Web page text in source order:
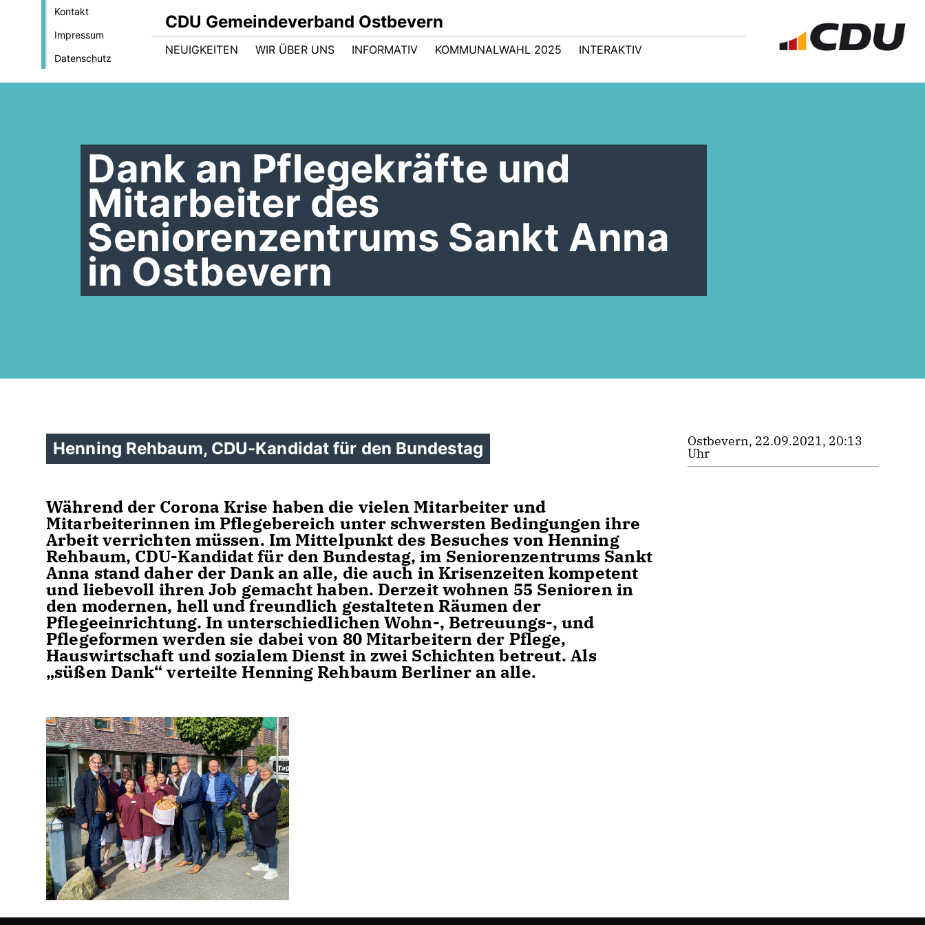
Kontakt
Impressum
Datenschutz
CDU Gemeindeverband Ostbevern
NEUIGKEITEN WIR ÜBER UNS INFORMATIV KOMMUNALWAHL 2025 INTERAKTIV
Dank an Pflegekräfte und
Mitarbeiter des
Seniorenzentrums Sankt Anna
in Ostbevern
Henning Rehbaum, CDU-Kandidat für den Bundestag
Während der Corona Krise haben die vielen Mitarbeiter und
Mitarbeiterinnen im Pflegebereich unter schwersten Bedingungen ihre
Arbeit verrichten müssen. Im Mittelpunkt des Besuches von Henning
Rehbaum, CDU-Kandidat für den Bundestag, im Seniorenzentrums Sankt
Anna stand daher der Dank an alle, die auch in Krisenzeiten kompetent
und liebevoll ihren Job gemacht haben. Derzeit wohnen 55 Senioren in
den modernen, hell und freundlich gestalteten Räumen der
Pflegeeinrichtung. In unterschiedlichen Wohn-, Betreuungs-, und
Pflegeformen werden sie dabei von 80 Mitarbeitern der Pflege,
Hauswirtschaft und sozialem Dienst in zwei Schichten betreut. Als
süßen Dank“ verteilte Henning Rehbaum Berliner an alle.
Ostbevern, 22.09.2021, 20:13
Uhr